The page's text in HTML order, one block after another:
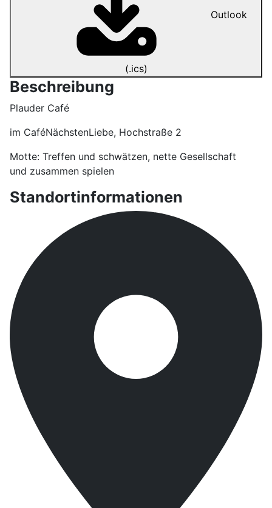
(.ics)
Beschreibung
Plauder Café
im CaféNächstenLiebe, Hochstraße 2
Motte: Treffen und schwätzen, nette Gesellschaft
und zusammen spielen
Standortinformationen